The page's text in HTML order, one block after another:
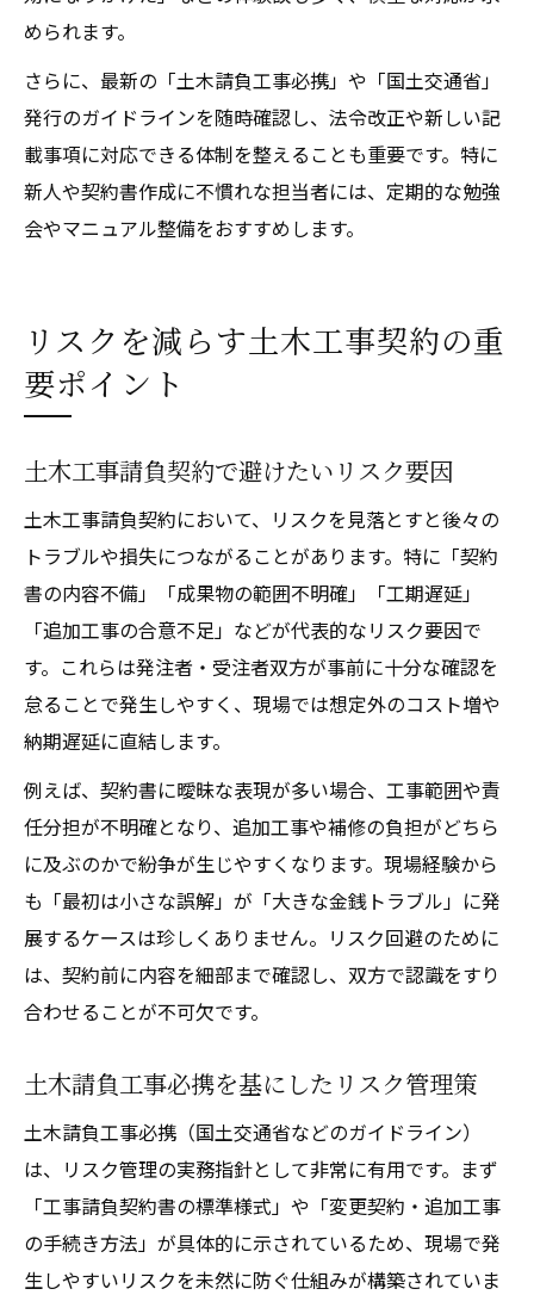
められます。
さらに、最新の「土木請負工事必携」や「国土交通省」
発行のガイドラインを随時確認し、法令改正や新しい記
載事項に対応できる体制を整えることも重要です。特に
新人や契約書作成に不慣れな担当者には、定期的な勉強
会やマニュアル整備をおすすめします。
リスクを減らす土木工事契約の重
要ポイント
土木工事請負契約で避けたいリスク要因
土木工事請負契約において、リスクを見落とすと後々の
トラブルや損失につながることがあります。特に「契約
書の内容不備」「成果物の範囲不明確」「工期遅延」
「追加工事の合意不足」などが代表的なリスク要因で
す。これらは発注者・受注者双方が事前に十分な確認を
怠ることで発生しやすく、現場では想定外のコスト増や
納期遅延に直結します。
例えば、契約書に曖昧な表現が多い場合、工事範囲や責
任分担が不明確となり、追加工事や補修の負担がどちら
に及ぶのかで紛争が生じやすくなります。現場経験から
も「最初は小さな誤解」が「大きな金銭トラブル」に発
展するケースは珍しくありません。リスク回避のために
は、契約前に内容を細部まで確認し、双方で認識をすり
合わせることが不可欠です。
土木請負工事必携を基にしたリスク管理策
土木請負工事必携（国土交通省などのガイドライン）
は、リスク管理の実務指針として非常に有用です。まず
「工事請負契約書の標準様式」や「変更契約・追加工事
の手続き方法」が具体的に示されているため、現場で発
生しやすいリスクを未然に防ぐ仕組みが構築されていま